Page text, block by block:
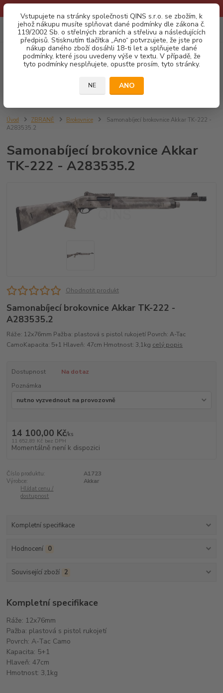
Vstupujete na stránky společnosti QINS s.r.o. se zbožím, k
jehož nákupu musíte splňovat dané podmínky dle zákona č.
119/2002 Sb. o střelných zbraních a střelivu a následujících
předpisů. Stisknutím tlačítka „Ano“ potvrzujete, že jste pro
nákup daného zboží dosáhli 18-ti let a splňujete dané
podmínky, které jsou uvedeny výše v textu. V případě, že
tyto podmínky nesplňujete, opusťte prosím, tyto stránky.
NE ANO
Menu
CZK 0
za0,00 Kč
Úvod ZBRANĚ Brokovnice
Samonabíjecí brokovnice Akkar TK-222 -
A283535.2
Samonabíjecí brokovnice Akkar
TK-222 - A283535.2
Ohodnotit produkt
Samonabíjecí brokovnice Akkar TK-222 -
A283535.2
Ráže: 12x76mm Pažba: plastová s pistol rukojetí Povrch: A-Tac
CamoKapacita: 5+1 Hlaveň: 47cm Hmotnost: 3,1kg celý popis
Dostupnost
Na dotaz
Poznámka
14 100,00 Kč/ks
11 652,89 Kč bez DPH
Momentálně není k dispozici
Číslo produktu:
A1723
Výrobce:
Akkar
Hlídat cenu /
dostupnost
Kompletní specifikace
Hodnocení 0
Související zboží 2
Kompletní specifikace
Ráže: 12x76mm
Pažba: plastová s pistol rukojetí
Povrch: A-Tac Camo
Kapacita: 5+1
Hlaveň: 47cm
Hmotnost: 3,1kg